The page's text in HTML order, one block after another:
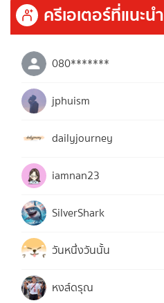
ครีเอเตอร์ที่แนะนำ
080*******
jphuism
dailyjourney
iamnan23
SilverShark
วันหนึ่งวันนั้น
หงส์ดรุณ